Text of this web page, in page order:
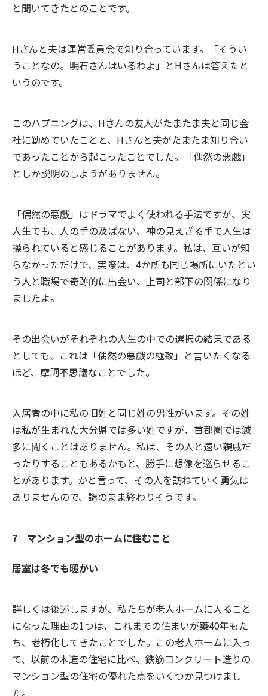
と聞いてきたとのことです。
Hさんと夫は運営委員会で知り合っています。「そうい
うことなの。明石さんはいるわよ」とHさんは答えたと
いうのです。
このハプニングは、Hさんの友人がたまたま夫と同じ会
社に勤めていたことと、Hさんと夫がたまたま知り合い
であったことから起こったことでした。「偶然の悪戯」
としか説明のしようがありません。
「偶然の悪戯」はドラマでよく使われる手法ですが、実
人生でも、人の手の及ばない、神の見えざる手で人生は
操られていると感じることがあります。私は、互いが知
らなかっただけで、実際は、4か所も同じ場所にいたとい
う人と職場で奇跡的に出会い、上司と部下の関係になり
ましたよ。
その出会いがそれぞれの人生の中での選択の結果である
としても、これは「偶然の悪戯の極致」と言いたくなる
ほど、摩訶不思議なことでした。
入居者の中に私の旧姓と同じ姓の男性がいます。その姓
は私が生まれた大分県では多い姓ですが、首都圏では滅
多に聞くことはありません。私は、その人と遠い親戚だ
ったりすることもあるかもと、勝手に想像を巡らせるこ
とがあります。かと言って、その人を訪ねていく勇気は
ありませんので、謎のまま終わりそうです。
7 マンション型のホームに住むこと
居室は冬でも暖かい
詳しくは後述しますが、私たちが老人ホームに入ること
になった理由の1つは、これまでの住まいが築40年もた
ち、老朽化してきたことでした。この老人ホームに入っ
て、以前の木造の住宅に比べ、鉄筋コンクリート造りの
マンション型の住宅の優れた点をいくつか見つけまし
た。